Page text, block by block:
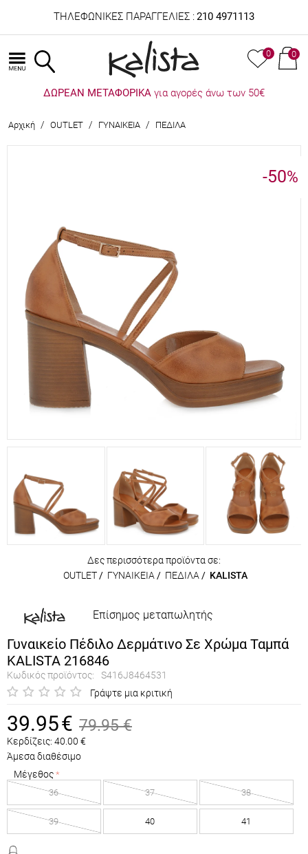
ΤΗΛΕΦΩΝΙΚΕΣ ΠΑΡΑΓΓΕΛΙΕΣ : 210 4971113
0 0
ΔΩΡΕΑΝ ΜΕΤΑΦΟΡΙΚΑ για αγορές άνω των 50€
Αρχική / OUTLET / ΓΥΝΑΙΚΕΙΑ / ΠΕΔΙΛΑ
-50%
Δες περισσότερα προϊόντα σε:
OUTLET/ ΓΥΝΑΙΚΕΙΑ / ΠΕΔΙΛΑ / KALISTA
Επίσημος μεταπωλητής
Γυναικείο Πέδιλο Δερμάτινο Σε Χρώμα Ταμπά
KALISTA 216846
Κωδικός προϊόντος:
S416J8464531
Γράψτε μια κριτική
39.95€ 79.95 €
Κερδίζεις: 40.00 €
Άμεσα διαθέσιμο
Μέγεθος
36 37 38
39 40 41